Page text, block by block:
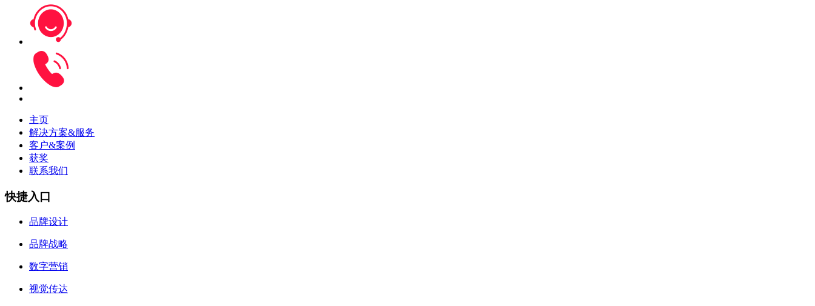
主页
解决方案&服务
客户&案例
获奖
联系我们
快捷入口
品牌设计
品牌战略
数字营销
视觉传达